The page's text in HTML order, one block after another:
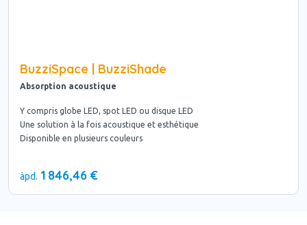
BuzziSpace | BuzziShade
Absorption acoustique
Y compris globe LED, spot LED ou disque LED
Une solution à la fois acoustique et esthétique
Disponible en plusieurs couleurs
àpd. 1 846,46 €